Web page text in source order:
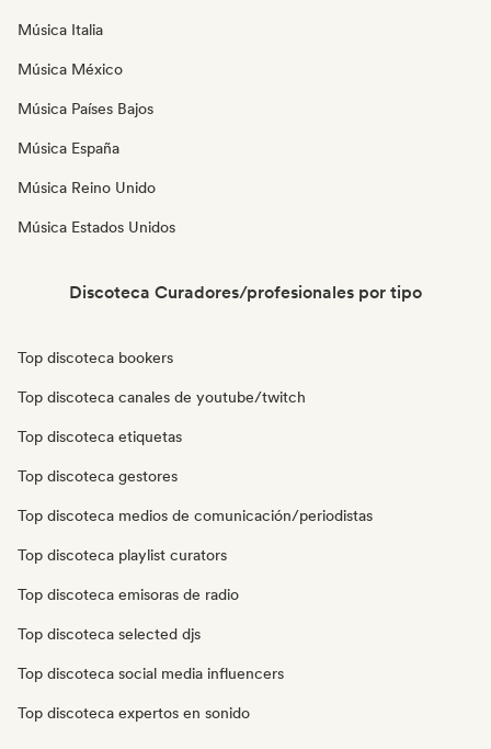
Música Italia
Música México
Música Países Bajos
Música España
Música Reino Unido
Música Estados Unidos
Discoteca Curadores/profesionales por tipo
Top discoteca bookers
Top discoteca canales de youtube/twitch
Top discoteca etiquetas
Top discoteca gestores
Top discoteca medios de comunicación/periodistas
Top discoteca playlist curators
Top discoteca emisoras de radio
Top discoteca selected djs
Top discoteca social media influencers
Top discoteca expertos en sonido